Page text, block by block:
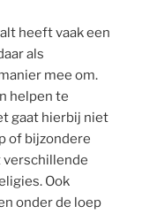
heeft vaak een
als
mee om.
helpen te
gaat hierbij niet
of bijzondere
verschillende
Ook
onder de loep